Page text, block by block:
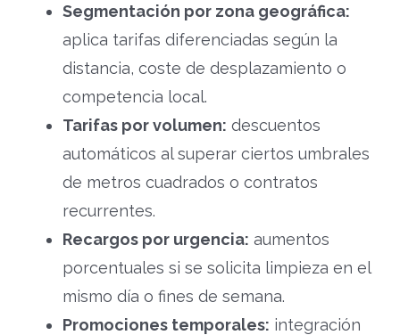
Segmentación por zona geográfica:
aplica tarifas diferenciadas según la
distancia, coste de desplazamiento o
competencia local.
Tarifas por volumen: descuentos
automáticos al superar ciertos umbrales
de metros cuadrados o contratos
recurrentes.
Recargos por urgencia: aumentos
porcentuales si se solicita limpieza en el
mismo día o fines de semana.
Promociones temporales: integración